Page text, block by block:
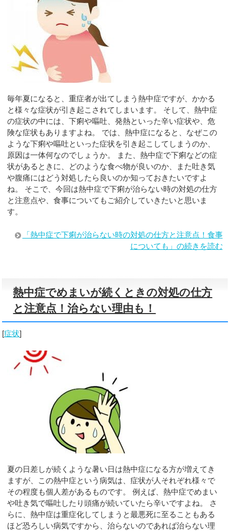
毎年夏になると、重症者が出てしまう熱中症ですが、かかる
と様々な症状が引き起こされてしまいます。 そして、熱中症
の症状の中には、下痢や嘔吐、発熱といった辛い症状や、危
険な症状もありますよね。 では、熱中症になると、なぜこの
ような下痢や嘔吐といった症状を引き起こしてしまうのか、
原因は一体何なのでしょうか。 また、熱中症で下痢などの症
状があるときに、どのような食べ物が良いのか、また吐き気
や腹痛にはどう対処したら良いのか知っておきたいですよ
ね。 そこで、今回は熱中症で下痢が治らない時の対処の仕方
と注意点や、食事についてもご紹介していきたいと思いま
す。
「熱中症で下痢が治らない時の対処の仕方と注意点！食事
についても」の続きを読む
熱中症でめまいが続くときの対処の仕方
と注意点！治らない理由も！
[症状]
夏の日差しが続くような暑い日は熱中症になる方が増えてき
ますが、この熱中症という病気は、症状が人それぞれ様々で
その程度も個人差があるものです。 例えば、熱中症でめまい
や吐き気で嘔吐したり頭痛が続いていたら辛いですよね。 さ
らに、熱中症は重症化してしまうと最悪死に至ることもある
ほど恐ろしい病気ですから、治らないのであれば治らない理